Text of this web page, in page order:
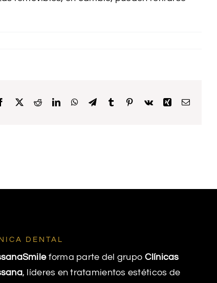
Facebook
X RedditLinkedInWhatsApp
TelegramTumblr Pinterest
Vk XingEmail
DENTAL
forma parte del grupoClínicas
, líderes en tratamientos estéticos de